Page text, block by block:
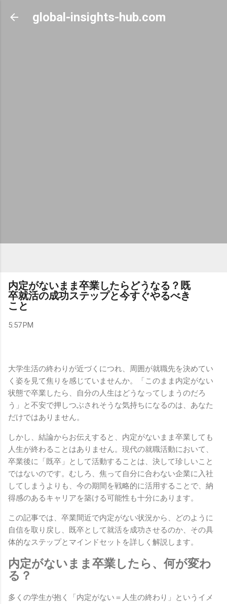
Skip to main content
global-insights-hub.com
内定がないまま卒業したらどうなる？既
卒就活の成功ステップと今すぐやるべき
こと
5:57 PM
大学生活の終わりが近づくにつれ、周囲が就職先を決めてい
く姿を見て焦りを感じていませんか。「このまま内定がない
状態で卒業したら、自分の人生はどうなってしまうのだろ
う」と不安で押しつぶされそうな気持ちになるのは、あなた
だけではありません。
しかし、結論からお伝えすると、内定がないまま卒業しても
人生が終わることはありません。現代の就職活動において、
卒業後に「既卒」として活動することは、決して珍しいこと
ではないのです。むしろ、焦って自分に合わない企業に入社
してしまうよりも、今の期間を戦略的に活用することで、納
得感のあるキャリアを築ける可能性も十分にあります。
この記事では、卒業間近で内定がない状況から、どのように
自信を取り戻し、既卒として就活を成功させるのか、その具
体的なステップとマインドセットを詳しく解説します。
内定がないまま卒業したら、何が変わ
る？
多くの学生が抱く「内定がない＝人生の終わり」というイメ